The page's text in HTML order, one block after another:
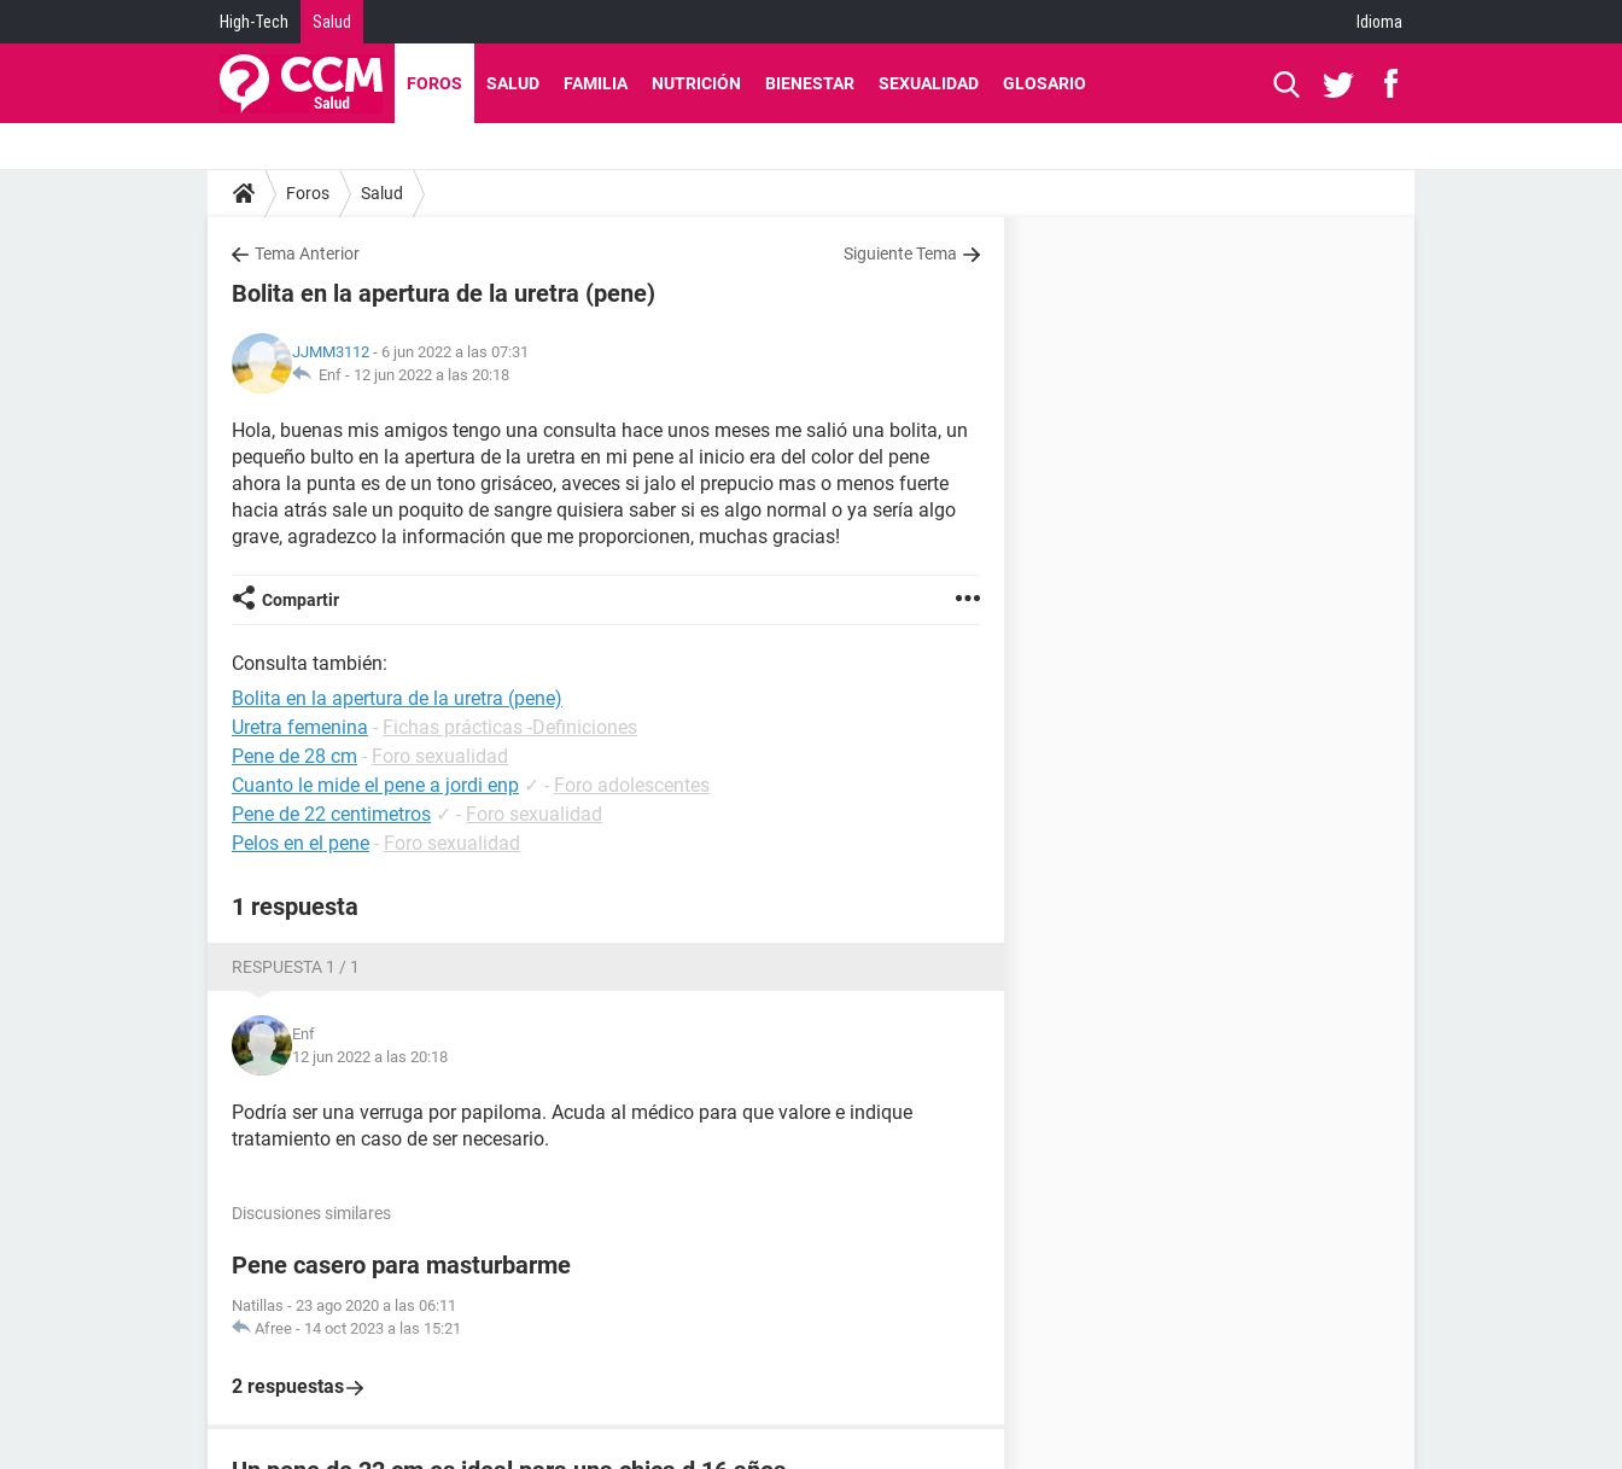
High-Tech Salud Idioma
FOROS SALUD FAMILIA NUTRICIÓN BIENESTAR SEXUALIDAD GLOSARIO
Foros Salud
Tema Anterior Siguiente Tema
Bolita en la apertura de la uretra (pene)
JJMM3112 - 6 jun 2022 a las 07:31
Enf - 12 jun 2022 a las 20:18
Hola, buenas mis amigos tengo una consulta hace unos meses me salió una bolita, un
pequeño bulto en la apertura de la uretra en mi pene al inicio era del color del pene
ahora la punta es de un tono grisáceo, aveces si jalo el prepucio mas o menos fuerte
hacia atrás sale un poquito de sangre quisiera saber si es algo normal o ya sería algo
grave, agradezco la información que me proporcionen, muchas gracias!
Compartir
Consulta también:
Bolita en la apertura de la uretra (pene)
Uretra femenina - Fichas prácticas -Definiciones
Pene de 28 cm - Foro sexualidad
Cuanto le mide el pene a jordi enp ✓ - Foro adolescentes
Pene de 22 centimetros ✓ - Foro sexualidad
Pelos en el pene - Foro sexualidad
1 respuesta
RESPUESTA 1 / 1
Enf
12 jun 2022 a las 20:18
Podría ser una verruga por papiloma. Acuda al médico para que valore e indique
tratamiento en caso de ser necesario.
Discusiones similares
Pene casero para masturbarme
Natillas - 23 ago 2020 a las 06:11
Afree - 14 oct 2023 a las 15:21
2 respuestas